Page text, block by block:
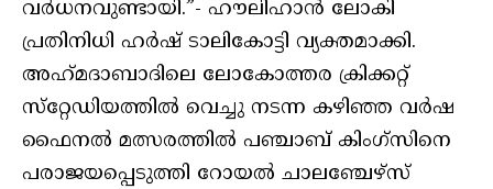
വര്‍ധനവുണ്ടായി.”- ഹൗലിഹാന്‍ ലോകി
പ്രതിനിധി ഹര്‍ഷ് ടാലികോട്ടി വ്യക്തമാക്കി.
അഹ്‌മദാബാദിലെ ലോകോത്തര ക്രിക്കറ്റ്
സ്‌റ്റേഡിയത്തില്‍ വെച്ചു നടന്ന കഴിഞ്ഞ വര്‍ഷ
ഫൈനല്‍ മത്സരത്തില്‍ പഞ്ചാബ് കിംഗ്‌സിനെ
പരാജയപ്പെടുത്തി റോയല്‍ ചാലഞ്ചേഴ്‌സ്